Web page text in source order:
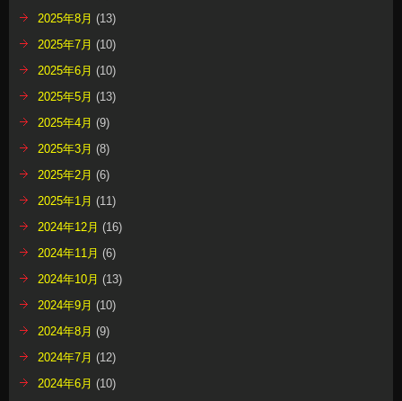
2025年8月 (13)
2025年7月 (10)
2025年6月 (10)
2025年5月 (13)
2025年4月 (9)
2025年3月 (8)
2025年2月 (6)
2025年1月 (11)
2024年12月 (16)
2024年11月 (6)
2024年10月 (13)
2024年9月 (10)
2024年8月 (9)
2024年7月 (12)
2024年6月 (10)